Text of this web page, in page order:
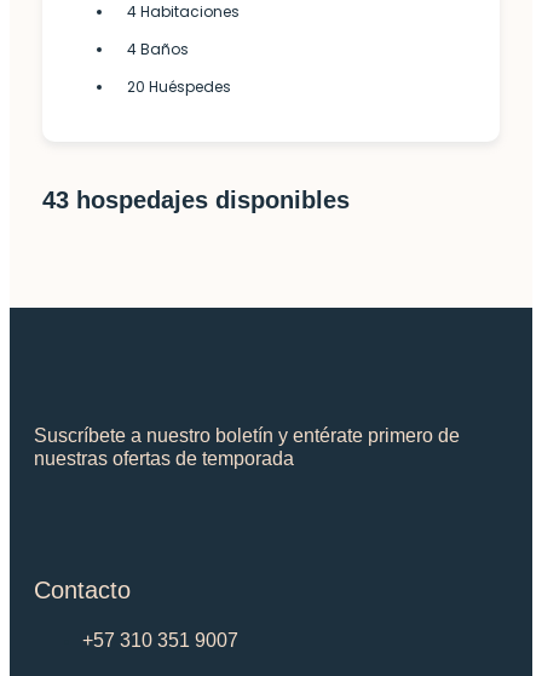
4 Habitaciones
4 Baños
20 Huéspedes
43 hospedajes disponibles
Suscríbete a nuestro boletín y entérate primero de
nuestras ofertas de temporada
Contacto
+57 310 351 9007